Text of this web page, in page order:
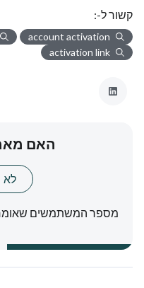
קשור ל-:
account activation
activation link
האם
לא